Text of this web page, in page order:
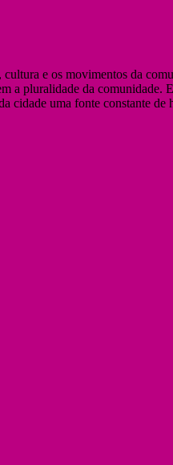
cultura e os movimentos da
a pluralidade da comunidade.
cidade uma fonte constante de